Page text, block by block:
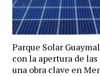
Parque Solar
con la apertura de
una obra clave en